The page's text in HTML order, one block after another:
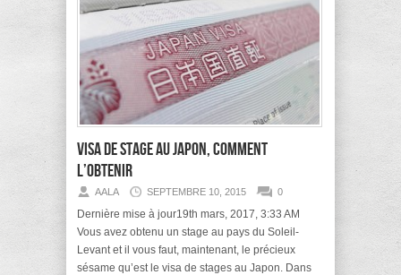
Visa de stage au Japon, comment
l’obtenir
AALA SEPTEMBRE 10, 2015 0
Dernière mise à jour19th mars, 2017, 3:33 AM
Vous avez obtenu un stage au pays du Soleil-
Levant et il vous faut, maintenant, le précieux
sésame qu’est le visa de stages au Japon. Dans